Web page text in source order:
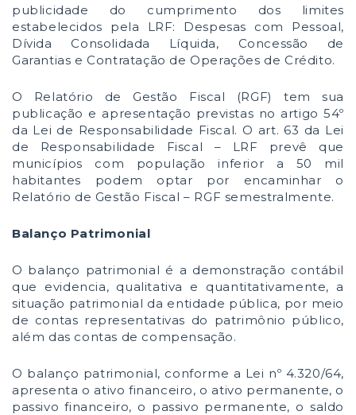
publicidade do cumprimento dos limites
estabelecidos pela LRF: Despesas com Pessoal,
Dívida Consolidada Líquida, Concessão de
Garantias e Contratação de Operações de Crédito.
O Relatório de Gestão Fiscal (RGF) tem sua
publicação e apresentação previstas no artigo 54º
da Lei de Responsabilidade Fiscal. O art. 63 da Lei
de Responsabilidade Fiscal – LRF prevê que
municípios com população inferior a 50 mil
habitantes podem optar por encaminhar o
Relatório de Gestão Fiscal – RGF semestralmente.
Balanço Patrimonial
O balanço patrimonial é a demonstração contábil
que evidencia, qualitativa e quantitativamente, a
situação patrimonial da entidade pública, por meio
de contas representativas do patrimônio público,
além das contas de compensação.
O balanço patrimonial, conforme a Lei nº 4.320/64,
apresenta o ativo financeiro, o ativo permanente, o
passivo financeiro, o passivo permanente, o saldo